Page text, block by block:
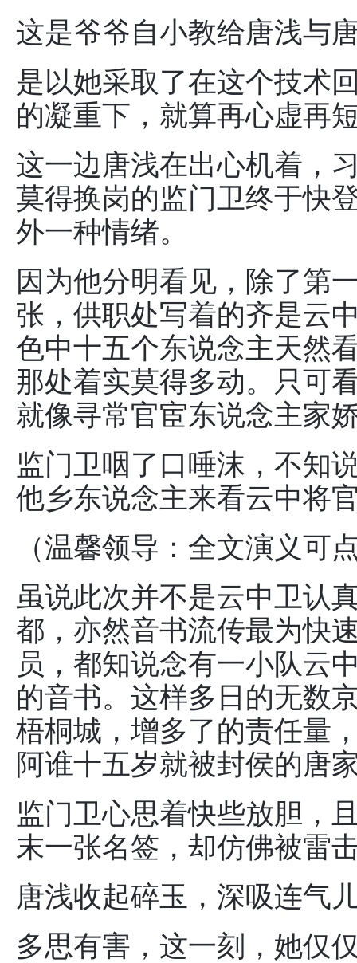
这是爷爷自小教给唐浅与
是以她采取了在这个技术
的凝重下，就算再心虚再
这一边唐浅在出心机着，
莫得换岗的监门卫终于快
外一种情绪。
因为他分明看见，除了第
张，供职处写着的齐是云
色中十五个东说念主天然
那处着实莫得多动。只可
就像寻常官宦东说念主家
监门卫咽了口唾沫，不知
他乡东说念主来看云中将
（温馨领导：全文演义可
虽说此次并不是云中卫认
都，亦然音书流传最为快
员，都知说念有一小队云
的音书。这样多日的无数
梧桐城，增多了的责任量
阿谁十五岁就被封侯的唐
监门卫心思着快些放胆，
末一张名签，却仿佛被雷
唐浅收起碎玉，深吸连气
多思有害，这一刻，她仅